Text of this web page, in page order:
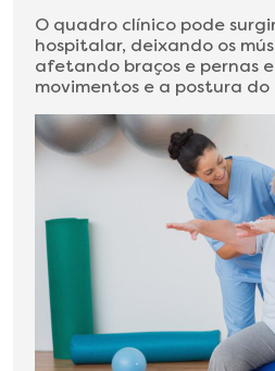
O quadro clínico pode
hospitalar, deixando os
afetando braços e pernas
movimentos e a postura